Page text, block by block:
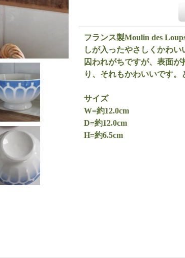
フランス製Moulin des
しが入ったやさしくかわ
囚われがちですが、表面
り、それもかわいいです。
サイズ
W=約12.0cm
D=約12.0cm
H=約6.5cm